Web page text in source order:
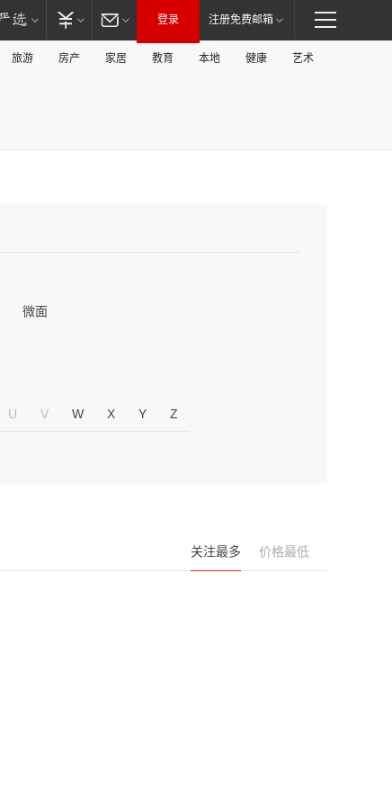
登录 注册免费邮箱
旅游 房产 家居 教育 本地 健康 艺术
微面
U V W X Y Z
关注最多 价格最低